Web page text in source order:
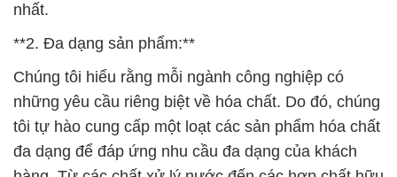
nhất.
**2. Đa dạng sản phẩm:**
Chúng tôi hiểu rằng mỗi ngành công nghiệp có
những yêu cầu riêng biệt về hóa chất. Do đó, chúng
tôi tự hào cung cấp một loạt các sản phẩm hóa chất
đa dạng để đáp ứng nhu cầu đa dạng của khách